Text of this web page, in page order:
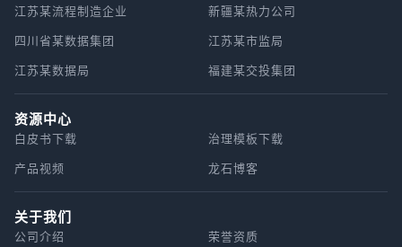
江苏某流程制造企业
新疆某热力公司
四川省某数据集团
江苏某市监局
江苏某数据局
福建某交投集团
资源中心
白皮书下载
治理模板下载
产品视频
龙石博客
关于我们
公司介绍 荣誉资质